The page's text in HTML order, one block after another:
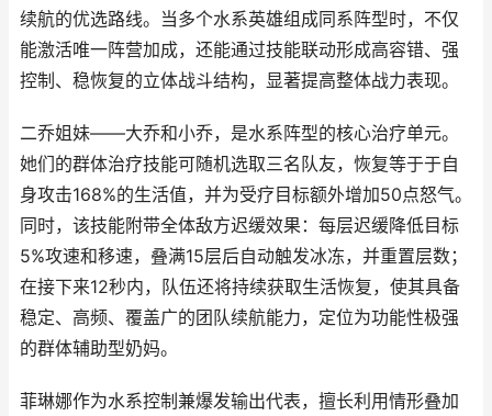
续航的优选路线。当多个水系英雄组成同系阵型时，不仅
能激活唯一阵营加成，还能通过技能联动形成高容错、强
控制、稳恢复的立体战斗结构，显著提高整体战力表现。
二乔姐妹——大乔和小乔，是水系阵型的核心治疗单元。
她们的群体治疗技能可随机选取三名队友，恢复等于于自
身攻击168%的生活值，并为受疗目标额外增加50点怒气。
同时，该技能附带全体敌方迟缓效果：每层迟缓降低目标
5%攻速和移速，叠满15层后自动触发冰冻，并重置层数；
在接下来12秒内，队伍还将持续获取生活恢复，使其具备
稳定、高频、覆盖广的团队续航能力，定位为功能性极强
的群体辅助型奶妈。
菲琳娜作为水系控制兼爆发输出代表，擅长利用情形叠加